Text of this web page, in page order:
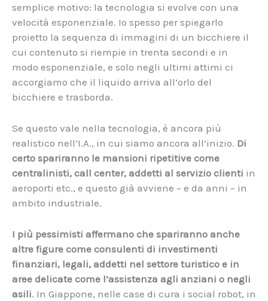
semplice motivo: la tecnologia si evolve con una
velocità esponenziale. Io spesso per spiegarlo
proietto la sequenza di immagini di un bicchiere il
cui contenuto si riempie in trenta secondi e in
modo esponenziale, e solo negli ultimi attimi ci
accorgiamo che il liquido arriva all’orlo del
bicchiere e trasborda.
Se questo vale nella tecnologia, è ancora più
realistico nell’I.A., in cui siamo ancora all’inizio. Di
certo spariranno le mansioni ripetitive come
centralinisti, call center, addetti al servizio clienti in
aeroporti etc., e questo già avviene – e da anni – in
ambito industriale.
I più pessimisti affermano che spariranno anche
altre figure come consulenti di investimenti
finanziari, legali, addetti nel settore turistico e in
aree delicate come l’assistenza agli anziani o negli
asili. In Giappone, nelle case di cura i social robot, in